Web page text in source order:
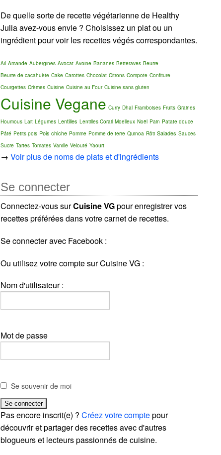
De quelle sorte de recette végétarienne de Healthy
Julia avez-vous envie ? Choisissez un plat ou un
ingrédient pour voir les recettes végés correspondantes.
Ail Amande Aubergines Avocat Avoine Bananes Betteraves Beurre
Beurre de cacahuète Cake Carottes Chocolat Citrons Compote Confiture
Courgettes Crèmes Cuisine Cuisine au Four Cuisine sans gluten
Cuisine Vegane Curry Dhal Framboises Fruits Graines
Houmous Lait Légumes Lentilles Lentilles Corail Moelleux Noël Pain Patate douce
Pâté Petits pois Pois chiche Pomme Pomme de terre Quinoa Rôti Salades Sauces
Sucre Tartes Tomates Vanille Velouté Yaourt
→Voir plus de noms de plats et d'ingrédients
Se connecter
Connectez-vous surCuisine VGpour enregistrer vos
recettes préférées dans votre carnet de recettes.
Se connecter avec Facebook :
Ou utilisez votre compte sur Cuisine VG :
Nom d'utilisateur :
Mot de passe
Se souvenir de moi
Pas encore inscrit(e) ?Créez votre comptepour
découvrir et partager des recettes avec d'autres
blogueurs et lecteurs passionnés de cuisine.